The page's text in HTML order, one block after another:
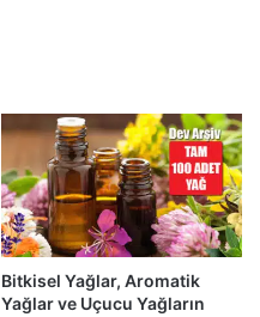
Bitkisel Yağlar, Aromatik
Yağlar ve Uçucu Yağların